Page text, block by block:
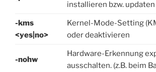
installieren bzw. updaten
-kms
<yes|no>
Kernel-Mode-Setting
oder deaktivieren
-nohw
Hardware-Erkennung
ausschalten. (z.B. beim